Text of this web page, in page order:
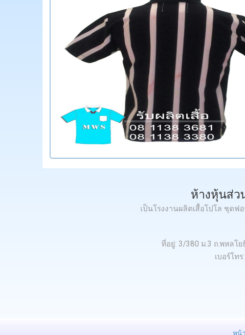
ห้างหุ้นส่ว
เป็นโรงงานผลิตเสื้อโปโล ชุด
ที่อยู่: 3/380 ม.3 ถ.พหลโ
เบอร์โทร:
หน้